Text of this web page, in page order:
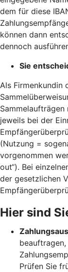
dem für diese
können dann
dennoch
Sie
Als Firmenkundin
jeweils bei der
(Nutzung =
vorgenommen
out“). Bei
der gesetzlichen
Hier sind
Prüfen Sie